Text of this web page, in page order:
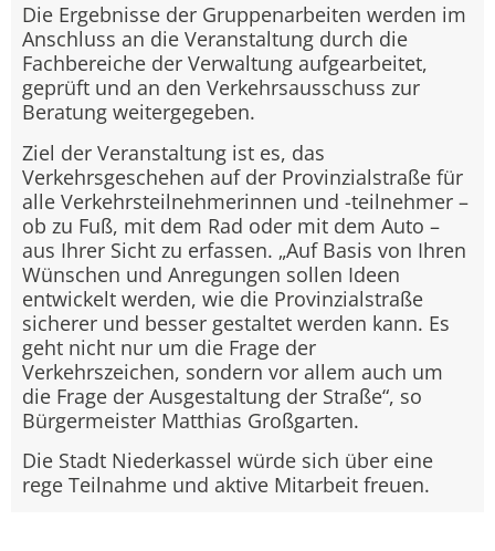
Die Ergebnisse der Gruppenarbeiten werden im
Anschluss an die Veranstaltung durch die
Fachbereiche der Verwaltung aufgearbeitet,
geprüft und an den Verkehrsausschuss zur
Beratung weitergegeben.
Ziel der Veranstaltung ist es, das
Verkehrsgeschehen auf der Provinzialstraße für
alle Verkehrsteilnehmerinnen und -teilnehmer –
ob zu Fuß, mit dem Rad oder mit dem Auto –
aus Ihrer Sicht zu erfassen. „Auf Basis von Ihren
Wünschen und Anregungen sollen Ideen
entwickelt werden, wie die Provinzialstraße
sicherer und besser gestaltet werden kann. Es
geht nicht nur um die Frage der
Verkehrszeichen, sondern vor allem auch um
die Frage der Ausgestaltung der Straße“, so
Bürgermeister Matthias Großgarten.
Die Stadt Niederkassel würde sich über eine
rege Teilnahme und aktive Mitarbeit freuen.